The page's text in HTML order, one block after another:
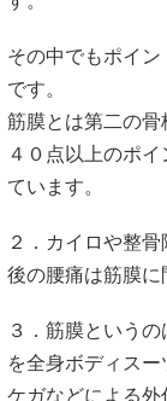
４０点以上のポ
ています。
２．カイロや整
後の腰痛は筋膜に
３．筋膜という
を全身ボディスー
どにより、硬さ
お腹周りに硬さ